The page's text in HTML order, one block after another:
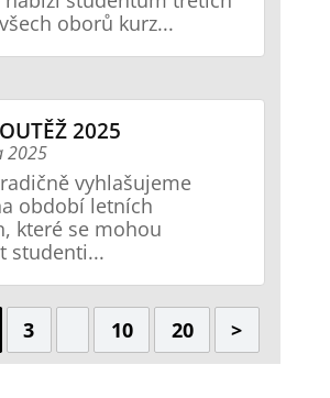
oborů kurz...
2025
2025
vyhlašujeme
období letních
které se mohou
studenti...
3 10 20 >